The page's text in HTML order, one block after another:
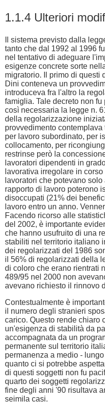
1.1.4 Ulteriori
Il sistema previsto dalla
tanto che dal 1992 al 1996
nel tentativo di adeguare
esigenze concrete sorte
migratorio. Il primo di questi
Dini conteneva un
introduceva fra l'altro la
famiglia. Tale decreto non
così necessaria la legge n.
della regolarizzazione
provvedimento
per lavoro subordinato, per
collocamento, per
restrinse però la
lavoratori dipendenti in
lavorativa irregolare in
lavoratori che potevano
rapporto di lavoro poterono
disoccupati (21% dei
lavoro entro un anno.
Facendo ricorso alle
del 2002, è importante
che hanno usufruito di una
stabiliti nel territorio italiano
dei regolarizzati del 1986
il 56% di regolarizzati della
di coloro che erano rientrati
489/95 nel 2000 non
avevano richiesto il rinnovo
Contestualmente è
il numero degli stranieri
carico. Questo rende chiaro
un'esigenza di stabilità da
accompagnata da un
permanente sul territorio
permanenza a medio -
quanto ci si potrebbe
di questi soggetti non fu
quarto dei soggetti
fine degli anni '90 risultava
seimila casi.